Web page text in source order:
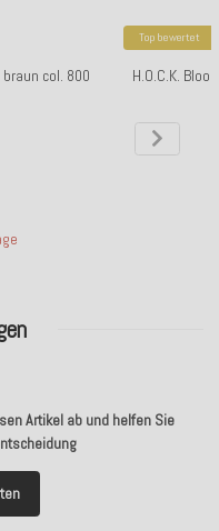
Artikel ab und helfen Sie
col. 800
Top bewertet
H.O.C.K.